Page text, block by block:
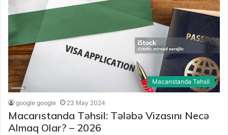
Macarıstanda Təhsil
google google 23 May 2024
Macarıstanda Təhsil: Tələbə Vizasını Necə
Almaq Olar? – 2026